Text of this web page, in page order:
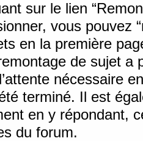
sur le lien
vous pouvez
en la première
de sujet a
nécessaire
terminé. Il est
en y répondant,
du forum.